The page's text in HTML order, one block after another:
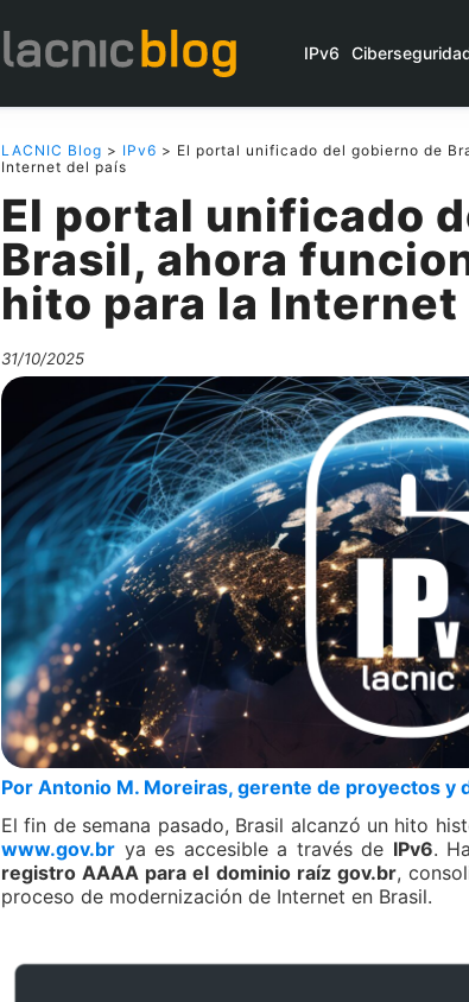
IPv6
LACNIC Blog > IPv6 > El portal unificado del gobierno de
Internet del país
El portal unificado
Brasil, ahora
hito para la Internet
31/10/2025
Por Antonio M. Moreiras, gerente de proyectos y
El fin de semana pasado, Brasil alcanzó un hito
www.gov.br ya es accesible a través de IPv6.
registro AAAA para el dominio raíz gov.br,
proceso de modernización de Internet en Brasil.